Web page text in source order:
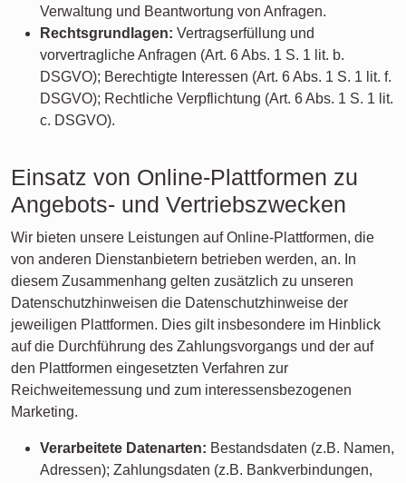
Verwaltung und Beantwortung von Anfragen.
Rechtsgrundlagen: Vertragserfüllung und
vorvertragliche Anfragen (Art. 6 Abs. 1 S. 1 lit. b.
DSGVO); Berechtigte Interessen (Art. 6 Abs. 1 S. 1 lit. f.
DSGVO); Rechtliche Verpflichtung (Art. 6 Abs. 1 S. 1 lit.
c. DSGVO).
Einsatz von Online-Plattformen zu
Angebots- und Vertriebszwecken
Wir bieten unsere Leistungen auf Online-Plattformen, die
von anderen Dienstanbietern betrieben werden, an. In
diesem Zusammenhang gelten zusätzlich zu unseren
Datenschutzhinweisen die Datenschutzhinweise der
jeweiligen Plattformen. Dies gilt insbesondere im Hinblick
auf die Durchführung des Zahlungsvorgangs und der auf
den Plattformen eingesetzten Verfahren zur
Reichweitemessung und zum interessensbezogenen
Marketing.
Verarbeitete Datenarten: Bestandsdaten (z.B. Namen,
Adressen); Zahlungsdaten (z.B. Bankverbindungen,